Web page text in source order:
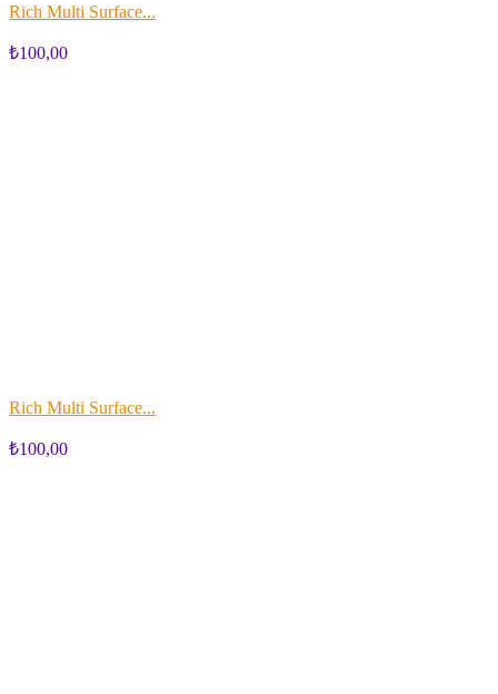
Rich Multi Surface...
₺100,00
Rich Multi Surface...
₺100,00